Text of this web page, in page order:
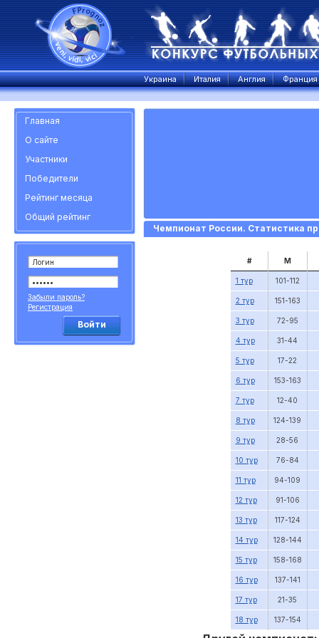
Украина Италия Англия Франция
Главная
О сайте
Участники
Победители
Рейтинг месяца
Общий рейтинг
Забыли пароль?
Регистрация
Войти
Чемпионат России. Статистика
# М
1 тур 101-112
2 тур 151-163
3 тур 72-95
4 тур 31-44
5 тур 17-22
6 тур 153-163
7 тур 12-40
8 тур 124-139
9 тур 28-56
10 тур 76-84
11 тур 94-109
12 тур 91-106
13 тур 117-124
14 тур 128-144
15 тур 158-168
16 тур 137-141
17 тур 21-35
18 тур 137-154